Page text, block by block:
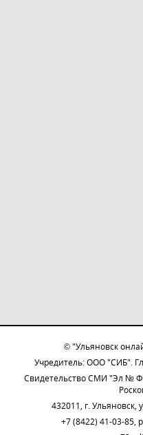
© "Ульяновск
Учредитель: ООО "СИБ".
Свидетельство СМИ "Эл №
432011, г.
+7 (8422) 41-03-85,